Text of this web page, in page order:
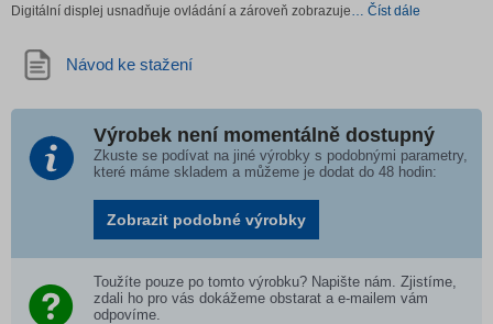
Digitální displej usnadňuje ovládání a zároveň zobrazuje… Číst dále
Návod ke stažení
Výrobek není momentálně dostupný
Zkuste se podívat na jiné výrobky s podobnými parametry,
které máme skladem a můžeme je dodat do 48 hodin:
Zobrazit podobné výrobky
Toužíte pouze po tomto výrobku? Napište nám. Zjistíme,
zdali ho pro vás dokážeme obstarat a e-mailem vám
odpovíme.